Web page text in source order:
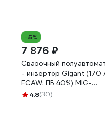
-5%
7 876 ₽
Сварочный
- инвертор Gigant (170
FCAW; ПВ 40%) MIG-
170SС
4.8(30)